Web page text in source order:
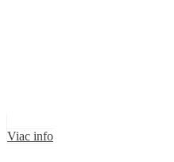
Viac info